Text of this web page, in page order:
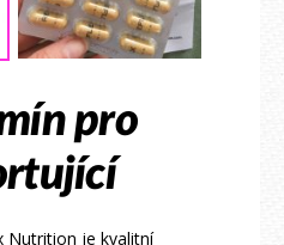
pro
Nutrition je kvalitní